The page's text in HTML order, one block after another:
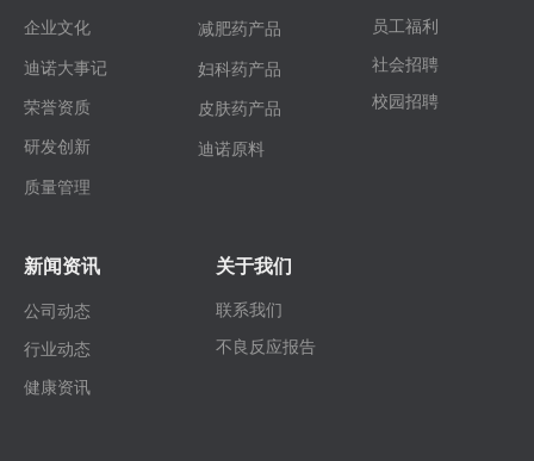
企业文化
迪诺大事记
荣誉资质
研发创新
质量管理
减肥药产品
妇科药产品
皮肤药产品
迪诺原料
员工福利
社会招聘
校园招聘
新闻资讯
公司动态
行业动态
健康资讯
关于我们
联系我们
不良反应报告